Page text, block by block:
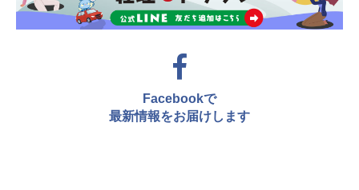
Facebookで
最新情報をお届けします